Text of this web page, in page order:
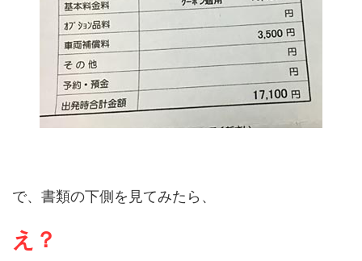
で、書類の下側を見てみたら、
え？